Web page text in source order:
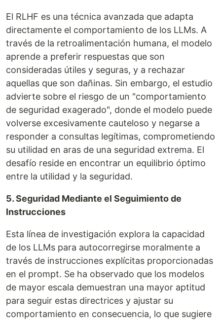
El RLHF es una técnica avanzada que adapta
directamente el comportamiento de los LLMs. A
través de la retroalimentación humana, el modelo
aprende a preferir respuestas que son
consideradas útiles y seguras, y a rechazar
aquellas que son dañinas. Sin embargo, el estudio
advierte sobre el riesgo de un "comportamiento
de seguridad exagerado", donde el modelo puede
volverse excesivamente cauteloso y negarse a
responder a consultas legítimas, comprometiendo
su utilidad en aras de una seguridad extrema. El
desafío reside en encontrar un equilibrio óptimo
entre la utilidad y la seguridad.
5. Seguridad Mediante el Seguimiento de
Instrucciones
Esta línea de investigación explora la capacidad
de los LLMs para autocorregirse moralmente a
través de instrucciones explícitas proporcionadas
en el prompt. Se ha observado que los modelos
de mayor escala demuestran una mayor aptitud
para seguir estas directrices y ajustar su
comportamiento en consecuencia, lo que sugiere